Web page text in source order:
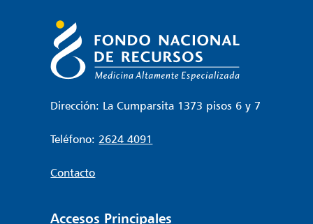
Dirección: La Cumparsita 1373 pisos 6 y 7
Teléfono: 2624 4091
Contacto
Accesos Principales